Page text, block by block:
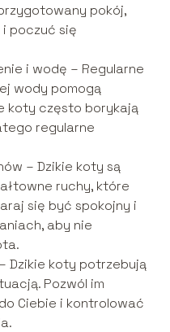
pokój,
poczuć się
i wodę – Regularne
wody pomogą
koty często borykają
regularne
– Dzikie koty są
ruchy, które
się być spokojny i
aby nie
Dzikie koty potrzebują
Pozwól im
Ciebie i kontrolować